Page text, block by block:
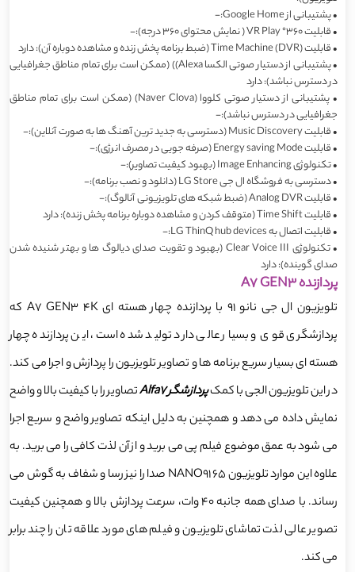
•پشتیبانی از Google Home:-
•قابلیت 360° VR Play ( نمایش محتوای 360 درجه):-
•قابلیت Time Machine (DVR) (ضبط برنامه پخش زنده و مشاهده دوباره آن): دارد
•
پشتیبانی از دستیار صوتی الکسا Alexa)) (ممکن است برای تمام مناطق جغرافیایی
در دسترس نباشد): دارد
•
پشتیبانی از دستیار صوتی کلووا (Naver Clova) (ممکن است برای تمام مناطق
جغرافیایی در دسترس نباشد):-
•قابلیت Music Discovery (دسترسی به جدید ترین آهنگ ها به صورت آنلاین):-
•قابلیت Energy saving Mode (صرفه جویی در مصرف انرژی):-
•تکنولوژی Image Enhancing (بهبود کیفیت تصاویر):-
•دسترسی به فروشگاه ال جی LG Store (دانلود و نصب برنامه):-
•قابلیت Analog DVR (ضبط شبکه های تلویزیونی آنالوگ):-
•قابلیت Time Shift (متوقف کردن و مشاهده دوباره برنامه پخش زنده): دارد
•قابلیت اتصال به LG ThinQ hub devices:-
•
تکنولوژی Clear Voice III (بهبود و تقویت صدای دیالوگ ها و بهتر شنیده شدن
صدای گوینده): دارد
پردازنده A7 GEN3
تلویزیون ال جی نانو 91 با پردازنده چهار هسته ای A7 GEN3 4K که
پردازشگری قوی و بسیار عالی دارد تولید شده است، این پردازنده چهار
هسته ای بسیار سریع برنامه ها و تصاویر تلویزیون را پردازش و اجرا می کند.
در این تلویزیون الجی با کمکپردازشگر Alfa7
تصاویر را با کیفیت بالا و واضح
نمایش داده می دهد و همچنین به دلیل اینکه تصاویر واضح و سریع اجرا
می شود به عمق موضوع فیلم پی می برید و از آن لذت کافی را می برید. به
علاوه این موارد تلویزیون 65 NANO91 صدا را نیز رسا و شفاف به گوش می
رساند. با صدای همه جانبه 40 وات، سرعت پردازش بالا و همچنین کیفیت
تصویر عالی لذت تماشای تلویزیون و فیلم های مورد علاقه تان را چند برابر
می کند.